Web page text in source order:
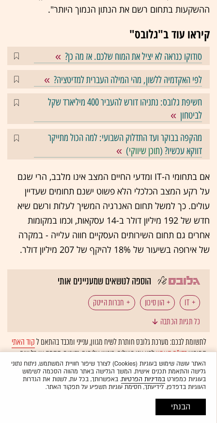
ההשקעות בתחום רשם את הנתון הנמוך היותר".
קיראו עוד ב"גלובס"
סודוקו כנראה לא יציל את המוח שלכם. אז מה כן?
לפי האקדמיה ללשון, מהי המילה העברית למדיטציה?
חשיפת גלובס: נתניהו דורש להעביר 400 מיליארד שקל
לביטחון
מהקפה בבוקר ועד התדלוק השבועי: למה הכול מתייקר
דווקא עכשיו? (תוכן שיווקי)
אם בתחומי ה-IT ומדעי החיים המצב אינו מלבב, הרי שגם
על רקע המצב הכלכלי הלא פשוט ישנם תחומים שעדיין
עולים. כך למשל תחום האנרגיה המשיך לעלות ורשם שיא
חדש של 192 מיליון דולר ב-14 עסקאות, וכמו במקומות
אחרים גם תחום השירותים העסקיים חווה עלייה - במקרה
של אירופה בשיעור של 18% להיקף של 207 מיליון דולר.
הוספה לנושאים שמעניינים אותי
IT הון סיכון
חברות הייטק
כל תגיות הכתבה
לתשומת לבכם: מערכת גלובס חותרת לשיח מגוון, ענייני ומכבד בהתאם לקוד האתי
המופיעבדו"ח האמוןלפיו אנו פועלים. ביטויי אלימות, גזענות, הסתה או כל שיח
בלתי הולם אחר מסוננים בצורהאוטומטיתולא יפורסמו באתר.
האתר עושה שימוש בעוגיות (Cookies) לצורך שיפור חוויית המשתמש, ניתוח נתוני
גלישה והתאמת תכנים אישית. המשך הגלישה באתר מהווה הסכמה לשימוש
בעוגיות כמפורטבמדיניות הפרטיות. באפשרותך, בכל עת, לשנות את הגדרות
העוגיות בדפדפן. לידיעתך, חסימת עוגיות תשפיע על תפקוד האתר.
הבנתי